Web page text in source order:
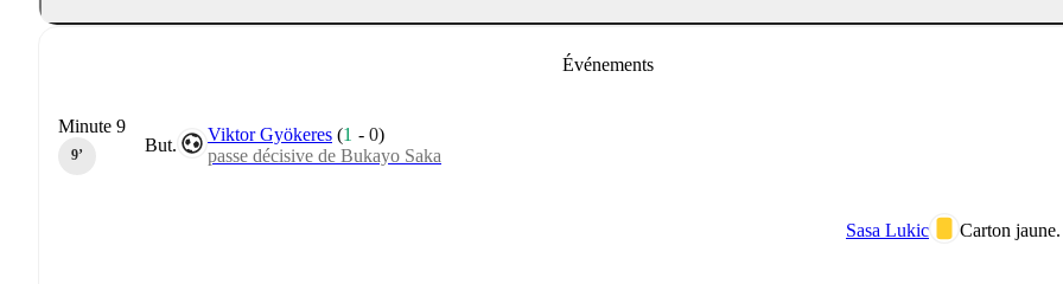
Événements
But.
Viktor Gyökeres (1 -0)
passe décisive de Bukayo Saka
Minute 9
9‎’‎
Carton jaune.
Sasa Lukic